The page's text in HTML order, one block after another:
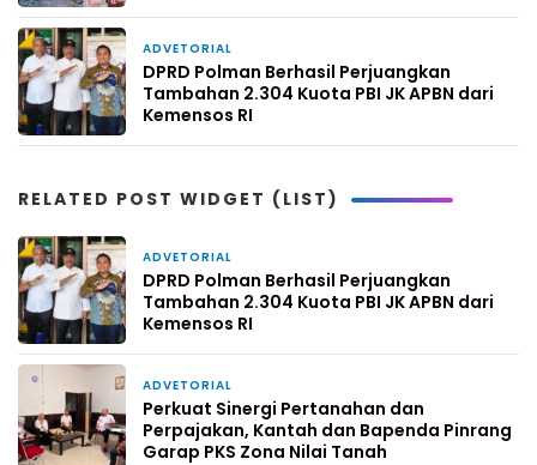
ADVETORIAL
DPRD Polman Berhasil Perjuangkan
Tambahan 2.304 Kuota PBI JK APBN dari
Kemensos RI
RELATED POST WIDGET (LIST)
ADVETORIAL
DPRD Polman Berhasil Perjuangkan
Tambahan 2.304 Kuota PBI JK APBN dari
Kemensos RI
ADVETORIAL
Perkuat Sinergi Pertanahan dan
Perpajakan, Kantah dan Bapenda Pinrang
Garap PKS Zona Nilai Tanah